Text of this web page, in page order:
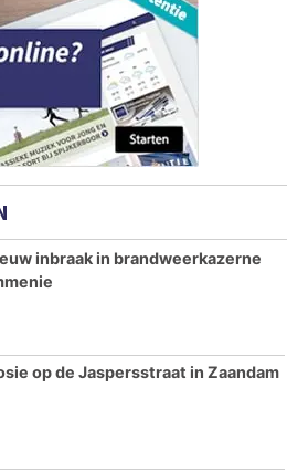
inbraak in brandweerkazerne
op de Jaspersstraat in Zaandam